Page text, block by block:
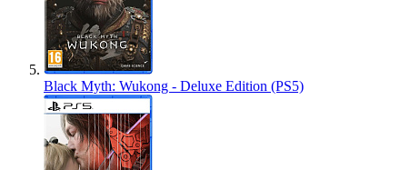
Black Myth: Wukong - Deluxe Edition (PS5)